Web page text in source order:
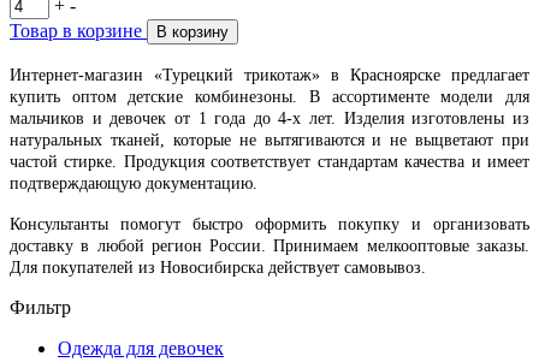
+ -
Товар в корзине
В корзину
Интернет-магазин «Турецкий трикотаж» в Красноярске предлагает
купить оптом детские комбинезоны. В ассортименте модели для
мальчиков и девочек от 1 года до 4-х лет. Изделия изготовлены из
натуральных тканей, которые не вытягиваются и не выцветают при
частой стирке. Продукция соответствует стандартам качества и имеет
подтверждающую документацию.
Консультанты помогут быстро оформить покупку и организовать
доставку в любой регион России. Принимаем мелкооптовые заказы.
Для покупателей из Новосибирска действует самовывоз.
Фильтр
Одежда для девочек